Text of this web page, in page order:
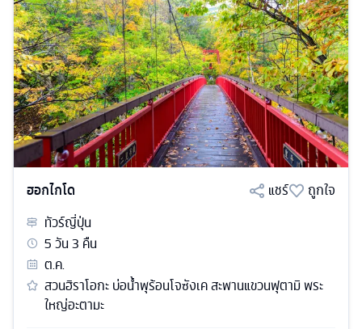
ฮอกไกโด แชร์
ถูกใจ
ทัวร์ญี่ปุ่น
5วัน3 คืน
ต.ค.
สวนฮิราโอกะ บ่อน้ำพุร้อนโจซังเค สะพานแขวนฟุตามิ พระ
ใหญ่อะตามะ